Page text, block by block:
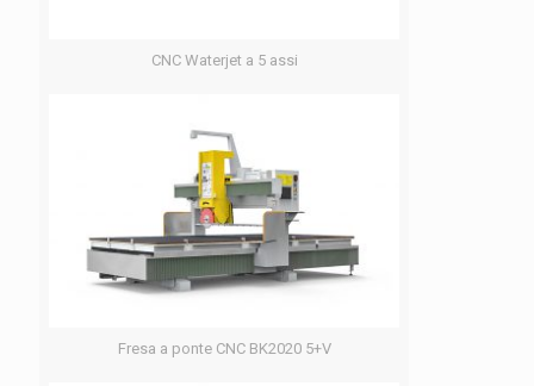
CNC Waterjet a 5 assi
Fresa a ponte CNC BK2020 5+V